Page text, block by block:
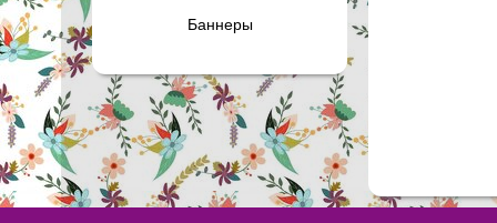
Баннеры